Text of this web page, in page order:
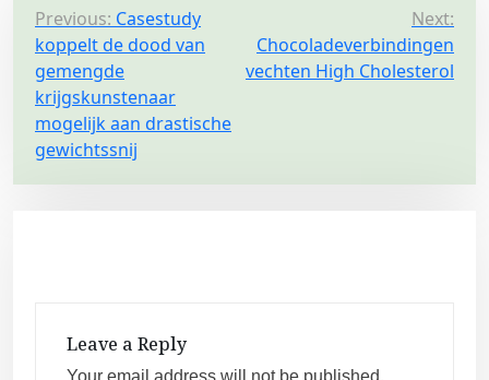
P
o
s
t
n
a
Previous: Casestudy
koppelt de dood van
gemengde
krijgskunstenaar
mogelijk aan drastische
gewichtssnij
Next:
Chocoladeverbindingen
vechten High Cholesterol
Leave a Reply
Your email address will not be published.